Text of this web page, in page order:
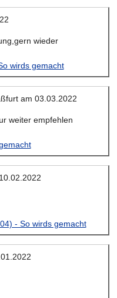
wieder
wirds gemacht
am 03.03.2022
weiter empfehlen
- So wirds gemacht